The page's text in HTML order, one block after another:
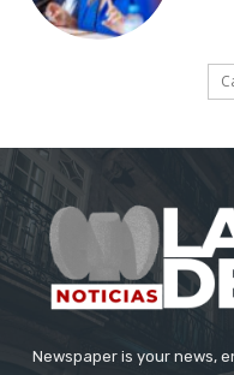
Newspaper is your news,